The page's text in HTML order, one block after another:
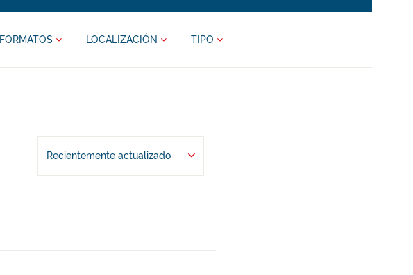
FORMATOS LOCALIZACIÓN TIPO
Recientemente actualizado